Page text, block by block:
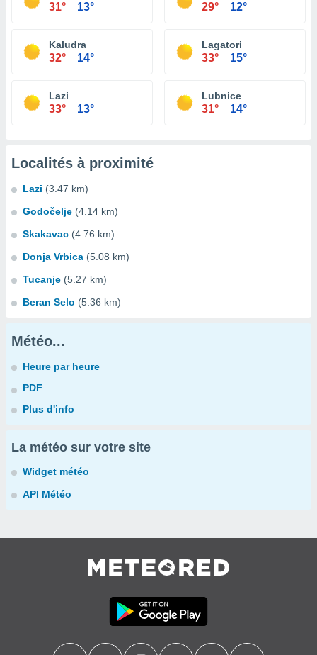
31° 13° 29° 12°
Kaludra
32° 14°
Lagatori
33° 15°
Lazi
33° 13°
Lubnice
31° 14°
Localités à proximité
Lazi (3.47 km)
Godočelje (4.14 km)
Skakavac (4.76 km)
Donja Vrbica (5.08 km)
Tucanje (5.27 km)
Beran Selo (5.36 km)
Météo...
Heure par heure
PDF
Plus d'info
La météo sur votre site
Widget météo
API Météo